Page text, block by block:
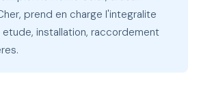
prend en charge l'integralite
installation, raccordement